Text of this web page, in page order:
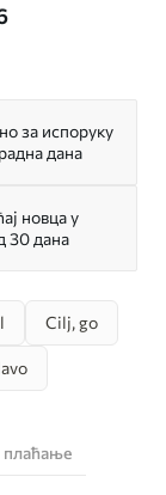
за испоруку
дана
новца у
30 дана
Cilj, go
плаћање